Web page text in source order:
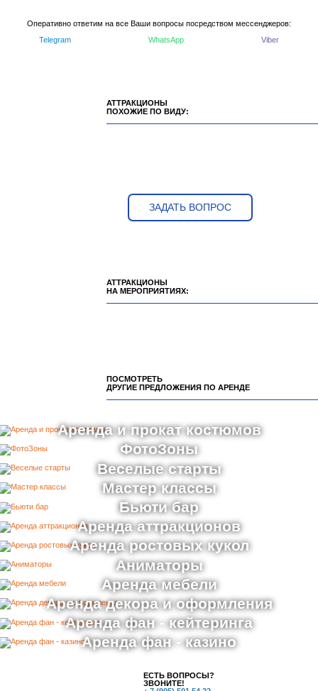
Оперативно ответим на все Ваши вопросы посредством мессенджеров:
Telegram
WhatsApp Viber
АТТРАКЦИОНЫ
ПОХОЖИЕ ПО ВИДУ:
ЗАДАТЬ ВОПРОС
АТТРАКЦИОНЫ
НА МЕРОПРИЯТИЯХ:
ПОСМОТРЕТЬ
ДРУГИЕ ПРЕДЛОЖЕНИЯ ПО АРЕНДЕ
Аренда и прокат костюмов
ФотоЗоны
Веселые старты
Мастер классы
Бьюти бар
Аренда аттракционов
Аренда ростовых кукол
Аниматоры
Аренда мебели
Аренда декора и оформления
Аренда фан - кейтеринга
Аренда фан - казино
ЕСТЬ ВОПРОСЫ?
ЗВОНИТЕ!